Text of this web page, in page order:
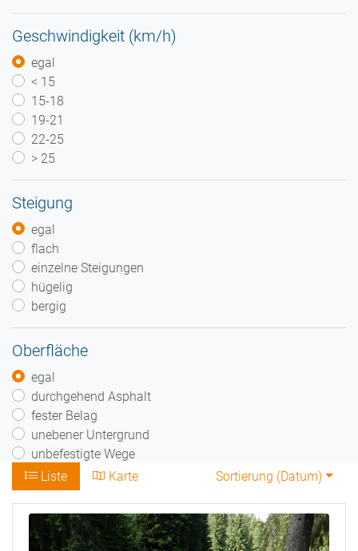
Geschwindigkeit (km/h)
egal
< 15
15-18
19-21
22-25
> 25
Steigung
egal
flach
einzelne Steigungen
hügelig
bergig
Oberfläche
egal
durchgehend Asphalt
fester Belag
unebener Untergrund
unbefestigte Wege
Liste
Karte Sortierung (Datum)